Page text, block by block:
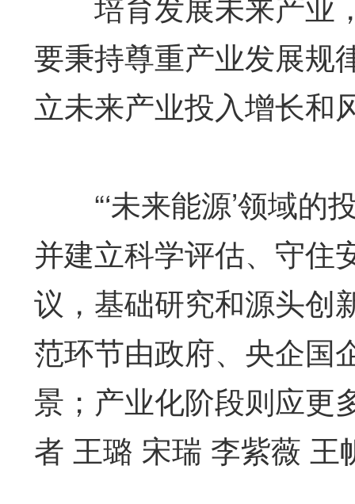
要秉持尊重产业发展规
立未来产业投入增长和
“‘未来能源’领域的
并建立科学评估、守住
议，基础研究和源头创
范环节由政府、央企国
景；产业化阶段则应更
者 王璐 宋瑞 李紫薇 王